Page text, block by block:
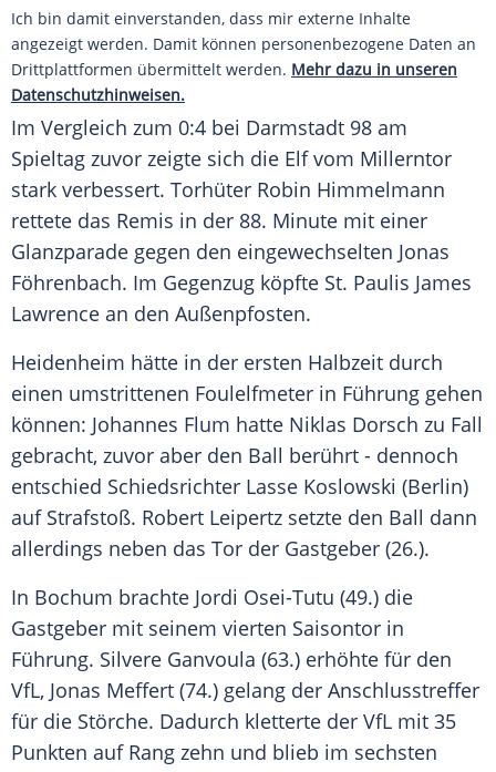
Ich bin damit einverstanden, dass mir externe Inhalte
angezeigt werden. Damit können personenbezogene Daten an
Drittplattformen übermittelt werden. Mehr dazu in unseren
Datenschutzhinweisen.
Im Vergleich zum 0:4 bei Darmstadt 98 am
Spieltag zuvor zeigte sich die Elf vom Millerntor
stark verbessert. Torhüter Robin Himmelmann
rettete das Remis in der 88. Minute mit einer
Glanzparade gegen den eingewechselten Jonas
Föhrenbach. Im Gegenzug köpfte St. Paulis James
Lawrence an den Außenpfosten.
Heidenheim hätte in der ersten Halbzeit durch
einen umstrittenen Foulelfmeter in Führung gehen
können: Johannes Flum hatte Niklas Dorsch zu Fall
gebracht, zuvor aber den Ball berührt - dennoch
entschied Schiedsrichter Lasse Koslowski (Berlin)
auf Strafstoß. Robert Leipertz setzte den Ball dann
allerdings neben das Tor der Gastgeber (26.).
In Bochum brachte Jordi Osei-Tutu (49.) die
Gastgeber mit seinem vierten Saisontor in
Führung. Silvere Ganvoula (63.) erhöhte für den
VfL, Jonas Meffert (74.) gelang der Anschlusstreffer
für die Störche. Dadurch kletterte der VfL mit 35
Punkten auf Rang zehn und blieb im sechsten